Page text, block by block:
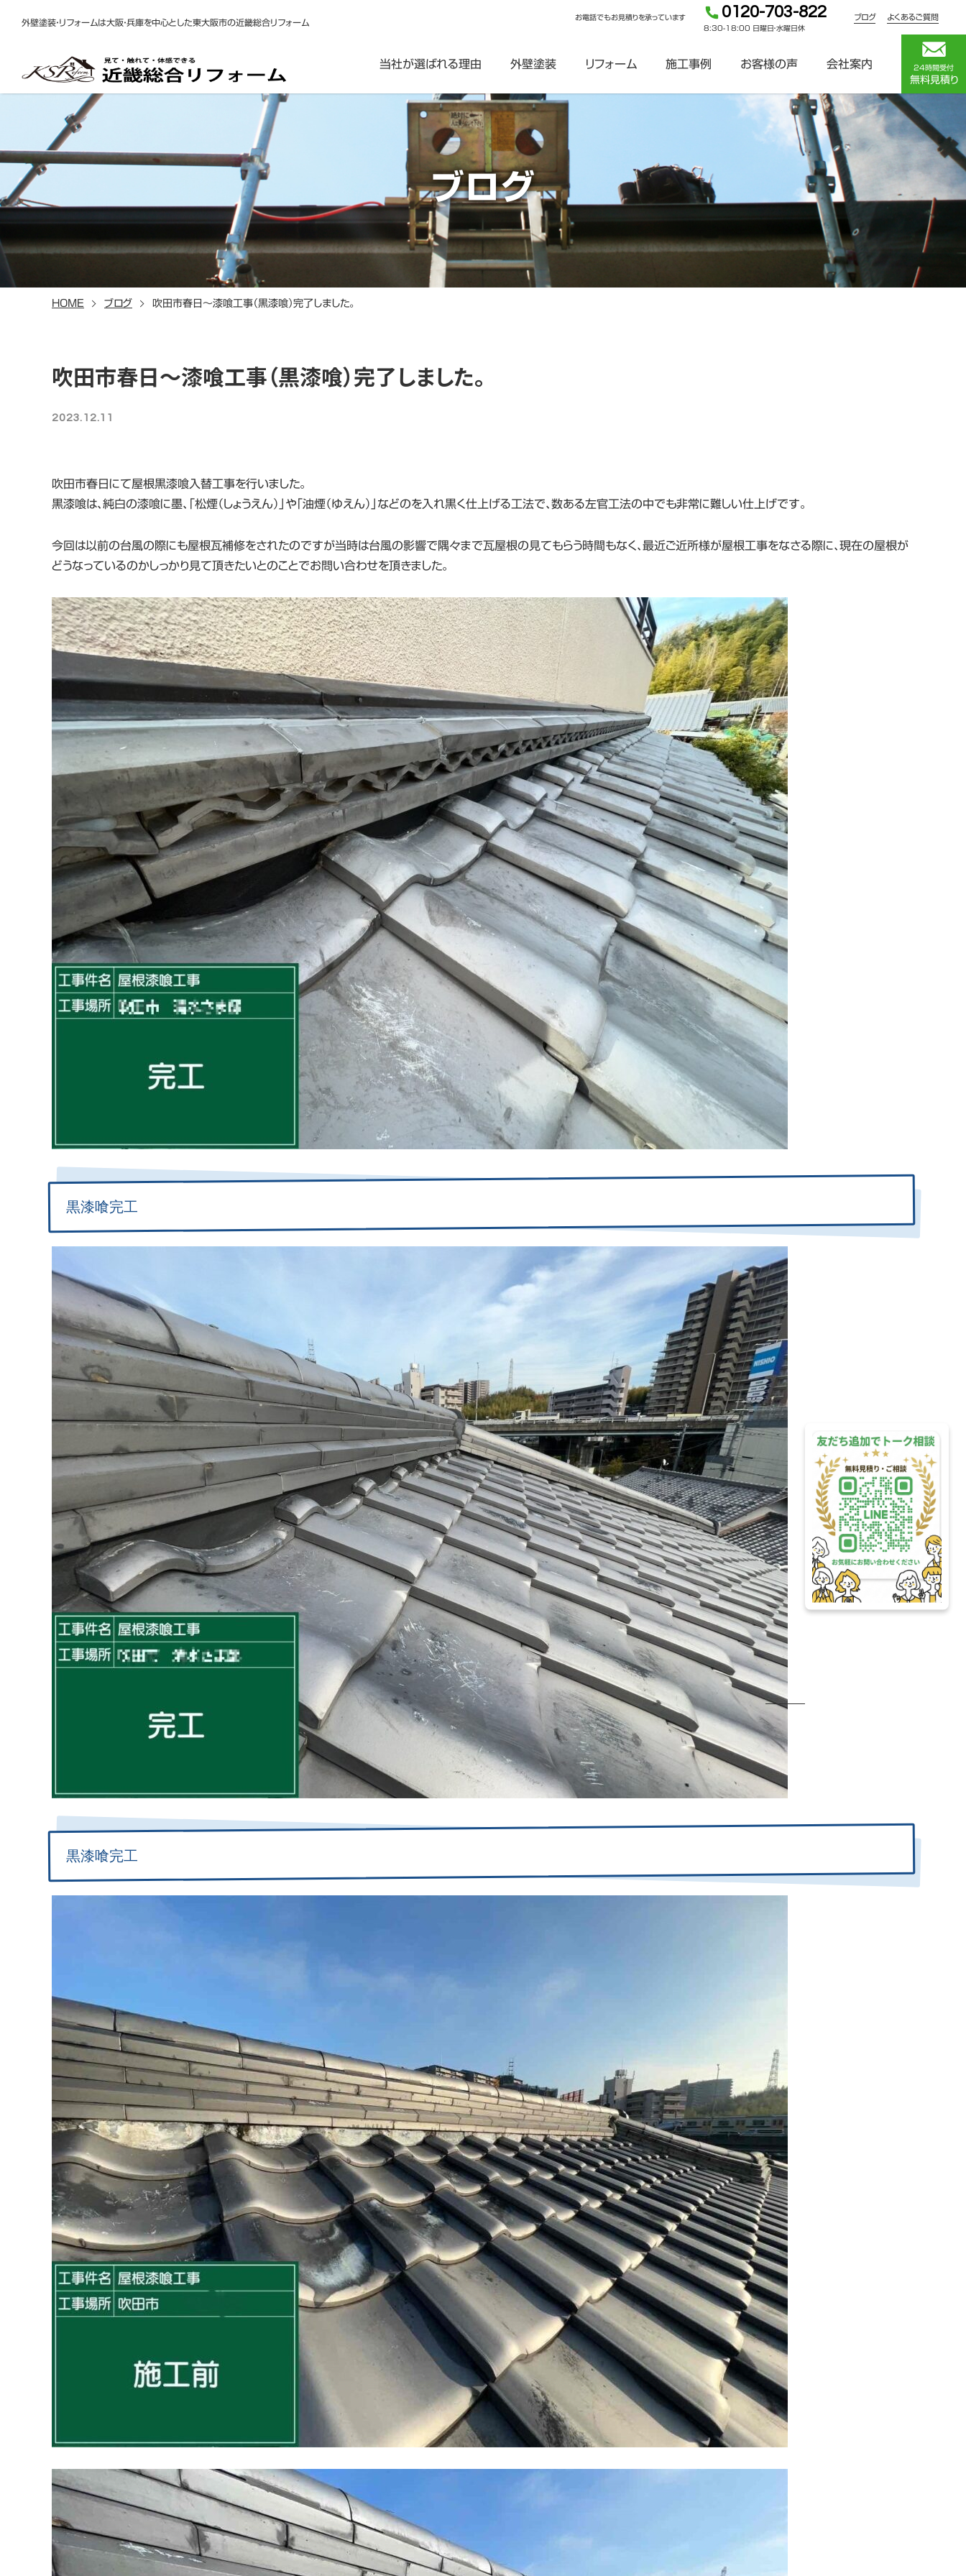
外壁塗装・リフォームは大阪・兵庫を中心とした東大阪市の近畿総合リフォーム
お電話でもお見積りを承っています 0120-703-822
8:30-18:00 日曜日・水曜日休
ブログ よくあるご質問
当社が選ばれる理由 外壁塗装 リフォーム 施工事例 お客様の声 会社案内 24時間受付
無料見積り
ブログ
HOME ブログ 吹田市春日～漆喰工事（黒漆喰）完了しました。
吹田市春日～漆喰工事（黒漆喰）完了しました。
2023.12.11
吹田市春日にて屋根黒漆喰入替工事を行いました。
黒漆喰は、純白の漆喰に墨、「松煙（しょうえん）」や「油煙（ゆえん）」などのを入れ黒く仕上げる工法で、数ある左官工法の中でも非常に難しい仕上げです。
今回は以前の台風の際にも屋根瓦補修をされたのですが当時は台風の影響で隅々まで瓦屋根の見てもらう時間もなく、最近ご近所様が屋根工事をなさる際に、現在の屋根が
どうなっているのかしっかり見て頂きたいとのことでお問い合わせを頂きました。
黒漆喰完工
黒漆喰完工